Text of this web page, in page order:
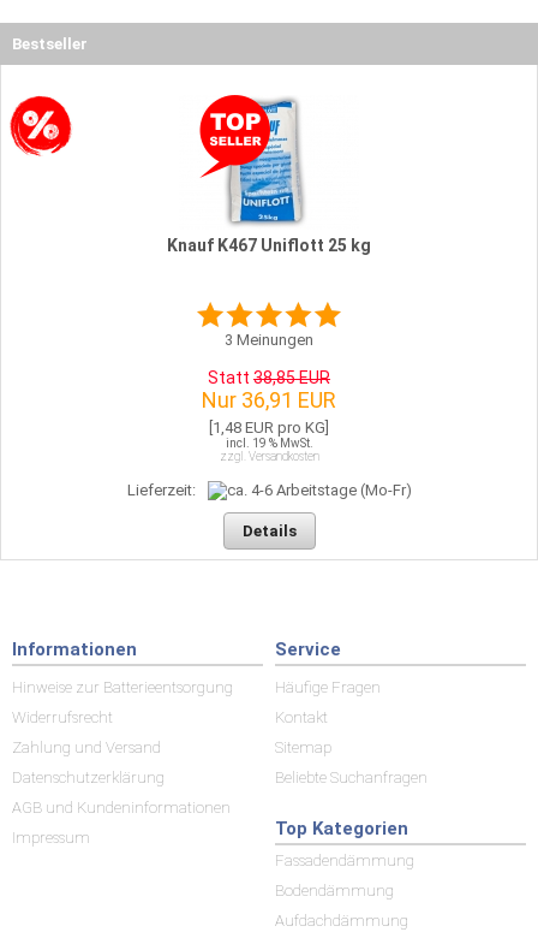
Bestseller
Knauf K467 Uniflott 25 kg
3 Meinungen
Statt 38,85 EUR
Nur 36,91 EUR
[1,48 EUR pro KG]
incl. 19 % MwSt.
zzgl. Versandkosten
Lieferzeit:
Details
Informationen
Hinweise zur Batterieentsorgung
Widerrufsrecht
Zahlung und Versand
Datenschutzerklärung
AGB und Kundeninformationen
Impressum
Service
Häufige Fragen
Kontakt
Sitemap
Beliebte Suchanfragen
Top Kategorien
Fassadendämmung
Bodendämmung
Aufdachdämmung